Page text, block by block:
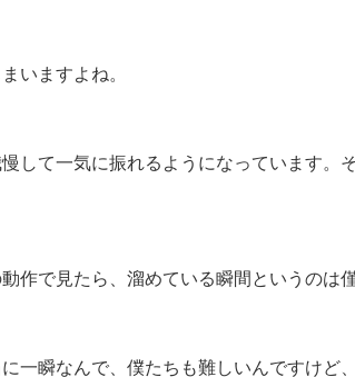
いますよね。
して一気に振れるようになっています。
作で見たら、溜めている瞬間というのは
一瞬なんで、僕たちも難しいんですけど